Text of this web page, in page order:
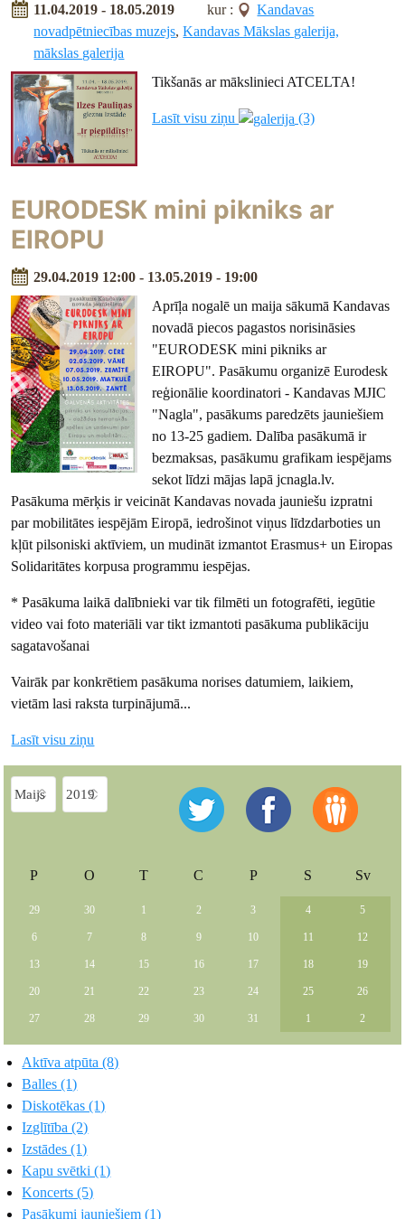
11.04.2019 - 18.05.2019 kur :
Kandavas
novadpētniecības muzejs,Kandavas Mākslas galerija,
mākslas galerija
Tikšanās ar mākslinieci ATCELTA!
Lasīt visu ziņu (3)
EURODESK mini pikniks ar
EIROPU
29.04.2019 12:00 - 13.05.2019 - 19:00
Aprīļa nogalē un maija sākumā Kandavas
novadā piecos pagastos norisināsies
"EURODESK mini pikniks ar
EIROPU". Pasākumu organizē Eurodesk
reģionālie koordinatori - Kandavas MJIC
"Nagla", pasākums paredzēts jauniešiem
no 13-25 gadiem. Dalība pasākumā ir
bezmaksas, pasākumu grafikam iespējams
sekot līdzi mājas lapā jcnagla.lv.
Pasākuma mērķis ir veicināt Kandavas novada jauniešu izpratni
par mobilitātes iespējām Eiropā, iedrošinot viņus līdzdarboties un
kļūt pilsoniski aktīviem, un mudināt izmantot Erasmus+ un Eiropas
Solidaritātes korpusa programmu iespējas.
* Pasākuma laikā dalībnieki var tik filmēti un fotografēti, iegūtie
video vai foto materiāli var tikt izmantoti pasākuma publikāciju
sagatavošanai
Vairāk par konkrētiem pasākuma norises datumiem, laikiem,
vietām lasi raksta turpinājumā...
Lasīt visu ziņu
P O T C P S Sv
29 30 1 2 3 4 5
6 7 8 9 10 11 12
13 14 15 16 17 18 19
20 21 22 23 24 25 26
27 28 29 30 31 1 2
Aktīva atpūta (8)
Balles (1)
Diskotēkas (1)
Izglītība (2)
Izstādes (1)
Kapu svētki (1)
Koncerts (5)
Pasākumi jauniešiem (1)